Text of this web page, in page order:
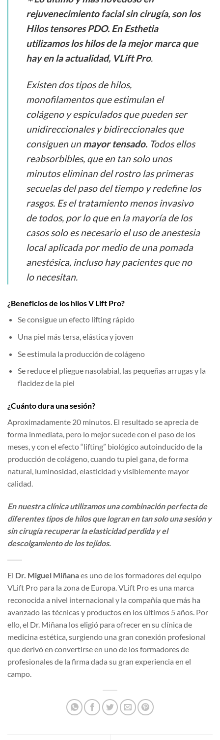
rejuvenecimiento facial sin cirugía, son los
Hilos tensores PDO. En Esthetia
utilizamos los hilos de la mejor marca que
hay en la actualidad, VLift Pro.
Existen dos tipos de hilos,
monofilamentos que estimulan el
colágeno y espiculados que pueden ser
unidireccionales y bidireccionales que
consiguen unmayor tensado. Todos ellos
reabsorbibles, que en tan solo unos
minutos eliminan del rostro las primeras
secuelas del paso del tiempo y redefine los
rasgos. Es el tratamiento menos invasivo
de todos, por lo que en la mayoría de los
casos solo es necesario el uso de anestesia
local aplicada por medio de una pomada
anestésica, incluso hay pacientes que no
lo necesitan.
¿Beneficios de los hilos V Lift Pro?
Se consigue un efecto lifting rápido
Una piel más tersa, elástica y joven
Se estimula la producción de colágeno
Se reduce el pliegue nasolabial, las pequeñas arrugas y la
flacidez de la piel
¿Cuánto dura una sesión?
Aproximadamente 20 minutos. El resultado se aprecia de
forma inmediata, pero lo mejor sucede con el paso de los
meses, y con el efecto “lifting” biológico autoinducido de la
producción de colágeno, cuando tu piel gana, de forma
natural, luminosidad, elasticidad y visiblemente mayor
calidad.
En nuestra clínica utilizamos una combinación perfecta de
diferentes tipos de hilos que logran en tan solo una sesión y
sin cirugía recuperar la elasticidad perdida y el
descolgamiento de los tejidos.
El Dr. Miguel Miñanaes uno de los formadores del equipo
VLift Pro para la zona de Europa. VLift Pro es una marca
reconocida a nivel internacional y la compañía que más ha
avanzado las técnicas y productos en los últimos 5 años. Por
ello, el Dr. Miñana los eligió para ofrecer en su clínica de
medicina estética, surgiendo una gran conexión profesional
que derivó en convertirse en uno de los formadores de
profesionales de la firma dada su gran experiencia en el
campo.